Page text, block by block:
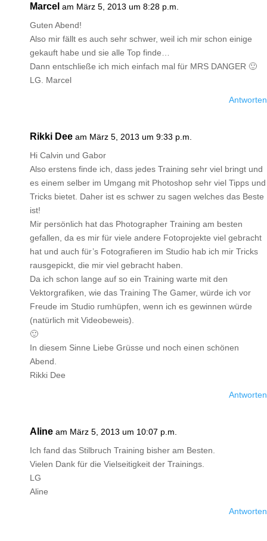
Marcel am März 5, 2013 um 8:28 p.m.
Guten Abend!
Also mir fällt es auch sehr schwer, weil ich mir schon einige
gekauft habe und sie alle Top finde…
Dann entschließe ich mich einfach mal für MRS DANGER 🙂
LG. Marcel
Antworten
Rikki Dee am März 5, 2013 um 9:33 p.m.
Hi Calvin und Gabor
Also erstens finde ich, dass jedes Training sehr viel bringt und
es einem selber im Umgang mit Photoshop sehr viel Tipps und
Tricks bietet. Daher ist es schwer zu sagen welches das Beste
ist!
Mir persönlich hat das Photographer Training am besten
gefallen, da es mir für viele andere Fotoprojekte viel gebracht
hat und auch für’s Fotografieren im Studio hab ich mir Tricks
rausgepickt, die mir viel gebracht haben.
Da ich schon lange auf so ein Training warte mit den
Vektorgrafiken, wie das Training The Gamer, würde ich vor
Freude im Studio rumhüpfen, wenn ich es gewinnen würde
(natürlich mit Videobeweis).
🙂
In diesem Sinne Liebe Grüsse und noch einen schönen
Abend.
Rikki Dee
Antworten
Aline am März 5, 2013 um 10:07 p.m.
Ich fand das Stilbruch Training bisher am Besten.
Vielen Dank für die Vielseitigkeit der Trainings.
LG
Aline
Antworten